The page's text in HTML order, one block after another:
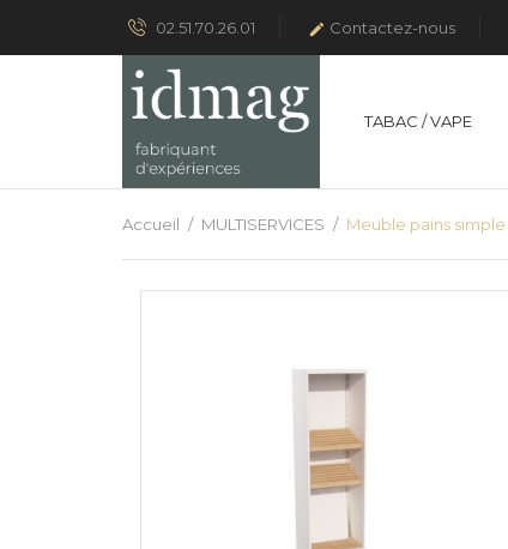
02.51.70.26.01  Contactez-nous
TABAC / VAPE
Accueil MULTISERVICES Meuble pains simple